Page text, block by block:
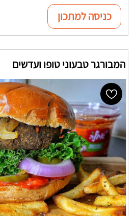
כניסה למתכון
המבורגר טבעוני טופו ועדשים